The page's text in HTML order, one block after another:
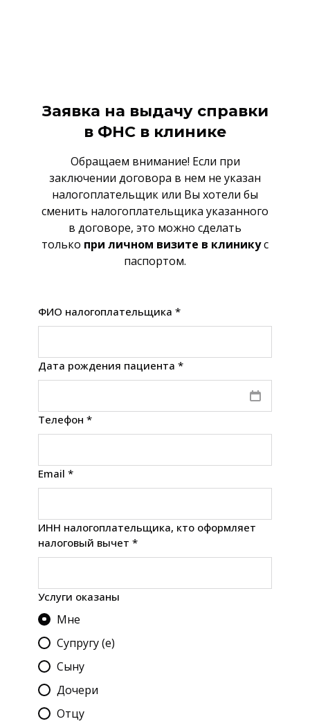
Заявка на выдачу справки
в ФНС в клинике
Обращаем внимание! Если при
заключении договора в нем не указан
налогоплательщик или Вы хотели бы
сменить налогоплательщика указанного
в договоре, это можно сделать
только при личном визите в клиникус
паспортом.
ФИО налогоплательщика *
Дата рождения пациента *
Телефон *
Email *
ИНН налогоплательщика, кто оформляет
налоговый вычет *
Услуги оказаны
Мне
Супругу (е)
Сыну
Дочери
Отцу